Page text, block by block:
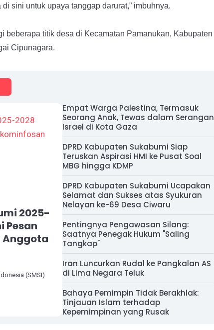
sini untuk upaya tanggap darurat,” imbuhnya.
beberapa titik desa di Kecamatan Pamanukan, Kabupaten
Cipunagara.
2025-
Pesan
Anggota
(SMSI)
Empat Warga Palestina, Termasuk
Seorang Anak, Tewas dalam Serangan
Israel di Kota Gaza
DPRD Kabupaten Sukabumi Siap
Teruskan Aspirasi HMI ke Pusat Soal
MBG hingga KDMP
DPRD Kabupaten Sukabumi Ucapakan
Selamat dan Sukses atas Syukuran
Nelayan ke-69 Desa Ciwaru
Pentingnya Pengawasan Silang:
Saatnya Penegak Hukum "Saling
Tangkap"
Iran Luncurkan Rudal ke Pangkalan AS
di Lima Negara Teluk
Bahaya Pemimpin Tidak Berakhlak:
Tinjauan Islam terhadap
Kepemimpinan yang Rusak